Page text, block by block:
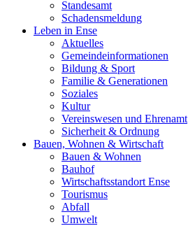
Standesamt
Schadensmeldung
Leben in Ense
Aktuelles
Gemeinde­informationen
Bildung & Sport
Familie & Generationen
Soziales
Kultur
Vereinswesen und Ehrenamt
Sicherheit & Ordnung
Bauen, Wohnen & Wirtschaft
Bauen & Wohnen
Bauhof
Wirtschaftsstandort Ense
Tourismus
Abfall
Umwelt